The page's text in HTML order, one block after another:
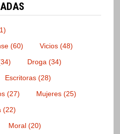
(60) Vicios(48)
Droga(34)
Escritoras(28)
(27) Mujeres(25)
(22)
Moral(20)